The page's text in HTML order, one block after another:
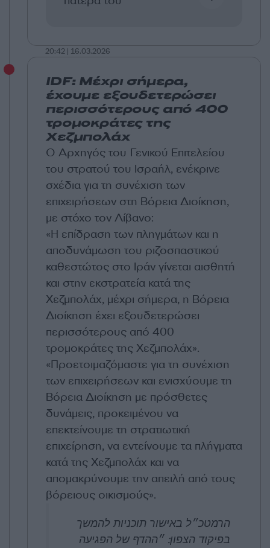
20:42 | 16.03.2026
IDF: Μέχρι σήμερα,
έχουμε εξουδετερώσει
περισσότερους από 400
τρομοκράτες της
Χεζμπολάχ
Ο Αρχηγός του Γενικού Επιτελείου
του στρατού του Ισραήλ, ενέκρινε
σχέδια για τη συνέχιση των
επιχειρήσεων στη Βόρεια Διοίκηση,
με στόχο τον Λίβανο:
«Η επίδραση των πληγμάτων και η
αποδυνάμωση του ριζοσπαστικού
καθεστώτος στο Ιράν γίνεται αισθητή
και στην εκστρατεία κατά της
Χεζμπολάχ, μέχρι σήμερα, η Βόρεια
Διοίκηση έχει εξουδετερώσει
περισσότερους από 400
τρομοκράτες της Χεζμπολάχ».
«Προετοιμαζόμαστε για τη συνέχιση
των επιχειρήσεων και ενισχύουμε τη
Βόρεια Διοίκηση με πρόσθετες
δυνάμεις, προκειμένου να
επεκτείνουμε τη στρατιωτική
επιχείρηση, να εντείνουμε τα πλήγματα
κατά της Χεζμπολάχ και να
απομακρύνουμε την απειλή από τους
βόρειους οικισμούς».
הרמטכ״ל באישור תוכניות להמשך
בפיקוד הצפון: ״ההדף של הפגיעה